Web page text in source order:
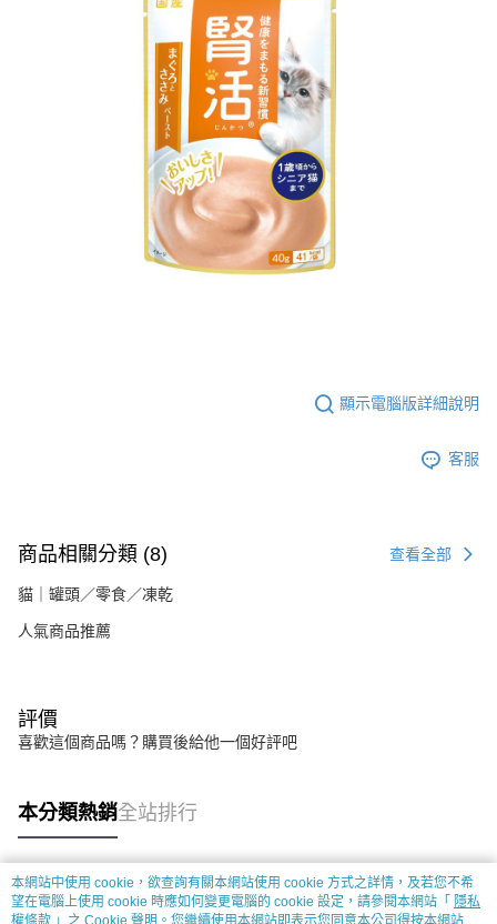
顯示電腦版詳細說明
客服
商品相關分類 (8) 查看全部
貓｜罐頭／零食／凍乾
人氣商品推薦
評價
喜歡這個商品嗎？購買後給他一個好評吧
本分類熱銷全站排行
熱門標籤
本網站中使用 cookie，欲查詢有關本網站使用 cookie 方式之詳情，及若您不希
望在電腦上使用 cookie 時應如何變更電腦的 cookie 設定，請參閱本網站「 隱私
權條款 」之 Cookie 聲明。您繼續使用本網站即表示您同意本公司得按本網站使